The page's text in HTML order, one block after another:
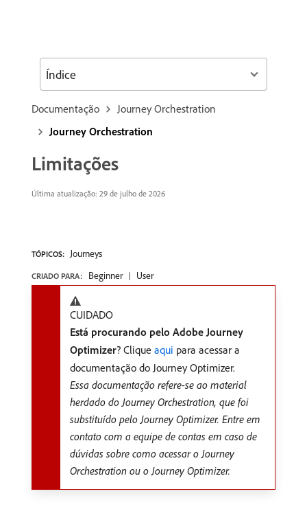
Documentação
Journey Orchestration
Journey Orchestration
Limitações
Última atualização: 29 de julho de 2026
TÓPICOS: Journeys
CRIADO PARA: Beginner User
CUIDADO
Está procurando pelo Adobe Journey
Optimizer? Clique aqui para acessar a
documentação do Journey Optimizer.
Essa documentação refere-se ao material
herdado do Journey Orchestration, que foi
substituído pelo Journey Optimizer. Entre em
contato com a equipe de contas em caso de
dúvidas sobre como acessar o Journey
Orchestration ou o Journey Optimizer.
Índice